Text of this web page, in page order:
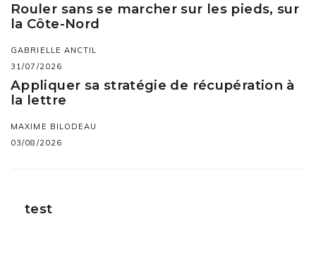
Rouler sans se marcher sur les pieds, sur
la Côte-Nord
GABRIELLE ANCTIL
31/07/2026
Appliquer sa stratégie de récupération à
la lettre
MAXIME BILODEAU
03/08/2026
test